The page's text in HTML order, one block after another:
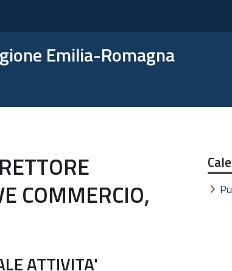
Emilia-Romagna
COMMERCIO,
ATTIVITA'